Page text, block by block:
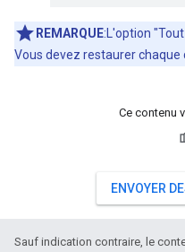
REMARQUE:L'option
Vous devez restaurer
Ce contenu
ENVOYER
Sauf indication contraire, le